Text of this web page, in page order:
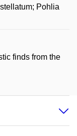
Pohlia
finds from the